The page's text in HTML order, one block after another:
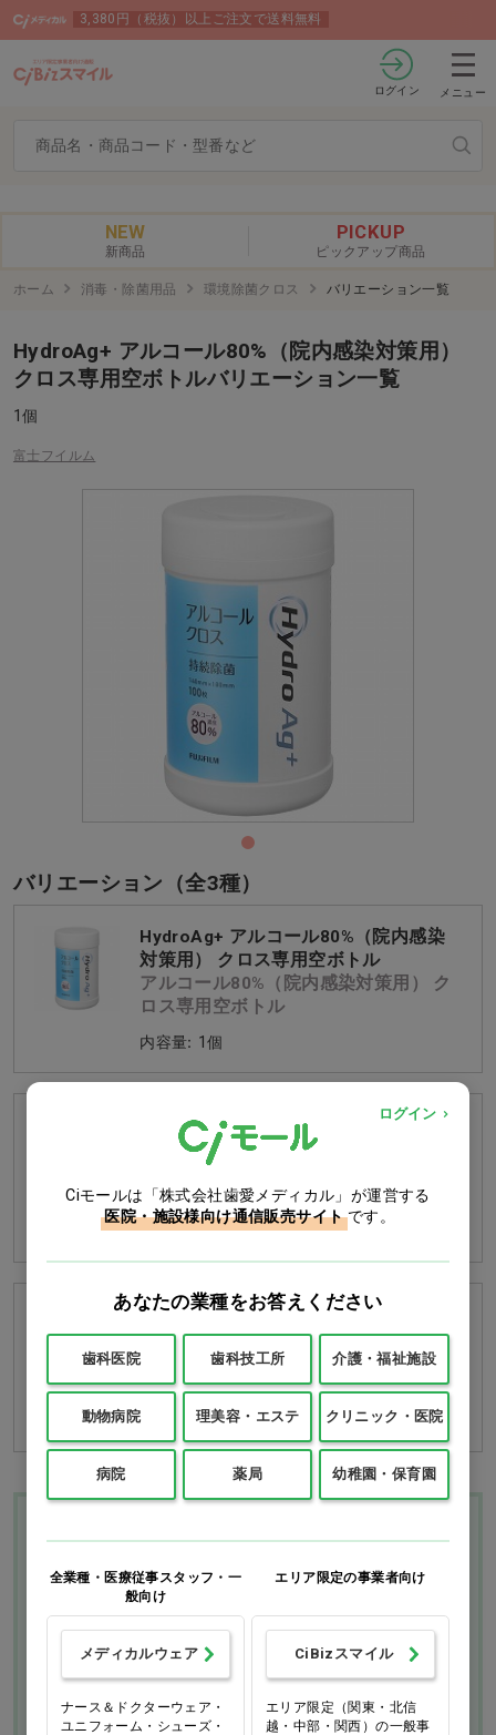
3,380円（税抜）以上ご注文で送料無料
ログイン メニュー
NEW
新商品
PICKUP
ピックアップ商品
ホーム 消毒・除菌用品 環境除菌クロス バリエーション一覧
HydroAg+ アルコール80%（院内感染対策用）
クロス専用空ボトルバリエーション一覧
1個
富士フイルム
バリエーション（全3種）
HydroAg+ アルコール80%（院内感染
対策用） クロス専用空ボトル
アルコール80%（院内感染対策用） ク
ロス専用空ボトル
内容量 1個
HydroAg+ アルコール80%（院内感染
対策用） スプレー
アルコール80%（院内感染対策用）
スプレー
内容量 1本(480mL)
HydroAg+ アルコール80%（院内感染
対策用） クロス詰替用
アルコール80%（院内感染対策用） ク
ロス詰替用
1パック(100枚)
Ciモール ウェブ通販のご利用ガイド・ヘル
お支払いについて 送料について
返品・交換につい
て
修理・保証につい
て
ログイン
Ciモールは「株式会社歯愛メディカル」が運営する
医院・施設様向け通信販売サイト です。
あなたの業種をお答えください
歯科医院 歯科技工所 介護・福祉施設
動物病院 理美容・エステ クリニック・医院
病院 薬局 幼稚園・保育園
全業種・医療従事スタッフ・一
般向け
メディカルウェア
ナース＆ドクターウェア・
ユニフォーム・シューズ・
エリア限定の事業者向け
CiBizスマイル
エリア限定（関東・北信
越・中部・関西）の一般事